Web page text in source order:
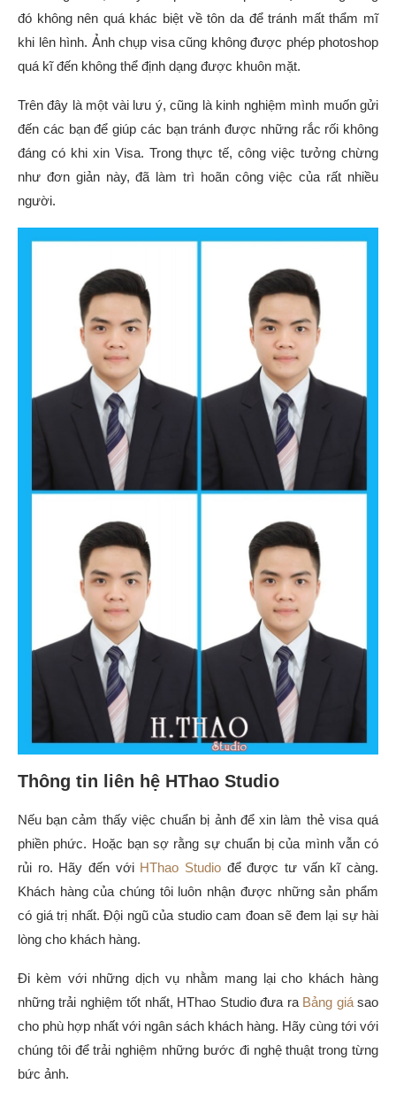
đó không nên quá khác biệt về tôn da để tránh mất thẩm mĩ
khi lên hình. Ảnh chụp visa cũng không được phép photoshop
quá kĩ đến không thể định dạng được khuôn mặt.
Trên đây là một vài lưu ý, cũng là kinh nghiệm mình muốn gửi
đến các bạn để giúp các bạn tránh được những rắc rối không
đáng có khi xin Visa. Trong thực tế, công việc tưởng chừng
như đơn giản này, đã làm trì hoãn công việc của rất nhiều
người.
Thông tin liên hệ HThao Studio
Nếu bạn cảm thấy việc chuẩn bị ảnh để xin làm thẻ visa quá
phiền phức. Hoặc bạn sợ rằng sự chuẩn bị của mình vẫn có
rủi ro. Hãy đến với HThao Studio để được tư vấn kĩ càng.
Khách hàng của chúng tôi luôn nhận được những sản phẩm
có giá trị nhất. Đội ngũ của studio cam đoan sẽ đem lại sự hài
lòng cho khách hàng.
Đi kèm với những dịch vụ nhằm mang lại cho khách hàng
những trải nghiệm tốt nhất, HThao Studio đưa ra Bảng giásao
cho phù hợp nhất với ngân sách khách hàng. Hãy cùng tới với
chúng tôi để trải nghiệm những bước đi nghệ thuật trong từng
bức ảnh.